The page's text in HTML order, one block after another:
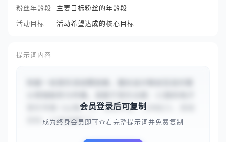
粉丝年龄段
主要目标粉丝的年龄段
活动目标
活动希望达成的核心目标
提示词内容
音乐专辑《山海》}}、目标平台：{{B站}}、活动
目标：{{作品推广}...
会员登录后可复制
成为终身会员即可查看完整提示词并免费复制